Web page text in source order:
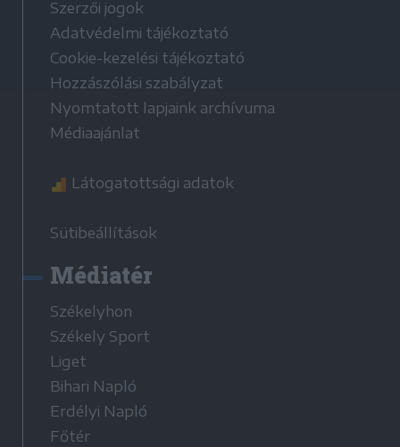
Szerzői jogok
Adatvédelmi tájékoztató
Cookie-kezelési tájékoztató
Hozzászólási szabályzat
Nyomtatott lapjaink archívuma
Médiaajánlat
Látogatottsági adatok
Sütibeállítások
Médiatér
Székelyhon
Székely Sport
Liget
Bihari Napló
Erdélyi Napló
Főtér